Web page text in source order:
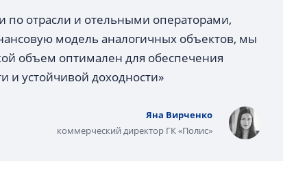
по отрасли и отельными операторами,
модель аналогичных объектов, мы
объем оптимален для обеспечения
и устойчивой доходности»
Яна Вирченко
коммерческий директор ГК «Полис»